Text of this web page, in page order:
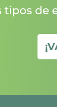
tipos de